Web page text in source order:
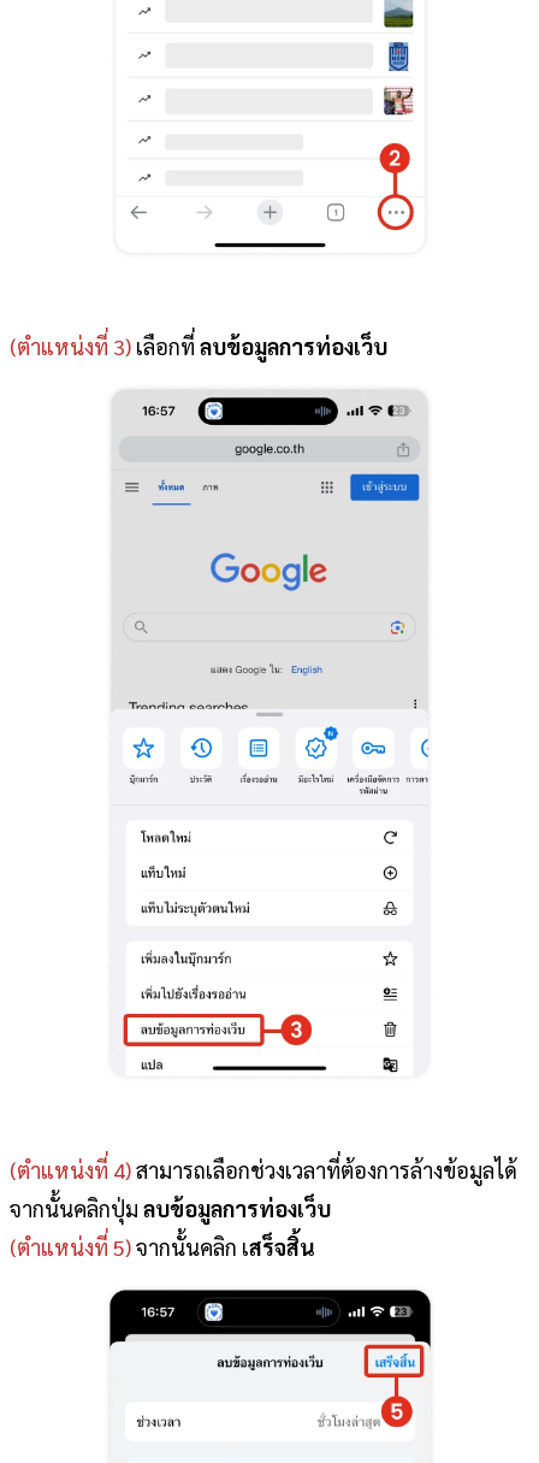
(ตำแหน่งที่ 3) เลือกที่ ลบข้อมูลการท่องเว็บ
(ตำแหน่งที่ 4)สามารถเลือกช่วงเวลาที่ต้องการล้างข้อมูลได้
จากนั้นคลิกปุ่ม ลบข้อมูลการท่องเว็บ
(ตำแหน่งที่ 5)จากนั้นคลิก เสร็จสิ้น